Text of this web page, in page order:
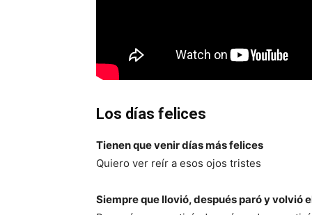
Los días felices
Tienen que venir días más felices
Quiero ver reír a esos ojos tristes
Siempre que llovió, después paró y volvió